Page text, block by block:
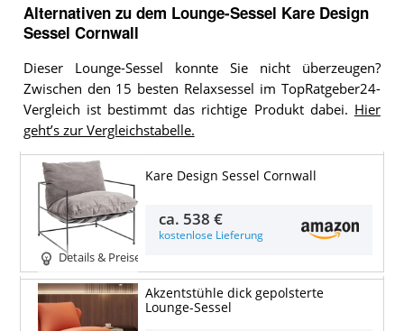
Alternativen zu dem Lounge-Sessel Kare Design
Sessel Cornwall
Dieser Lounge-Sessel konnte Sie nicht überzeugen?
Zwischen den 15 besten Relaxsessel im TopRatgeber24-
Vergleich ist bestimmt das richtige Produkt dabei. Hier
geht’s zur Vergleichstabelle.
Details & Preise
Kare Design Sessel Cornwall
ca. 538 €
kostenlose Lieferung
Akzentstühle dick gepolsterte
Lounge-Sessel